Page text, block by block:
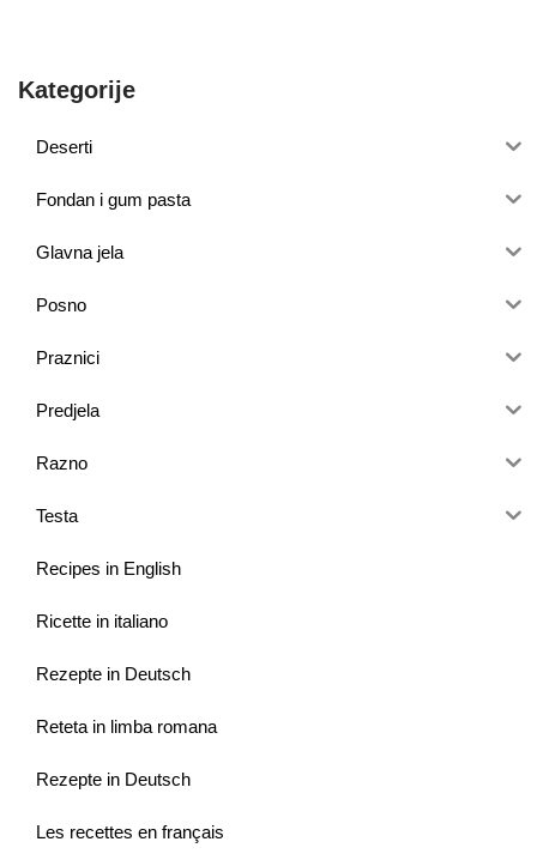
Kategorije
Deserti
Fondan i gum pasta
Glavna jela
Posno
Praznici
Predjela
Razno
Testa
Recipes in English
Ricette in italiano
Rezepte in Deutsch
Reteta in limba romana
Rezepte in Deutsch
Les recettes en français